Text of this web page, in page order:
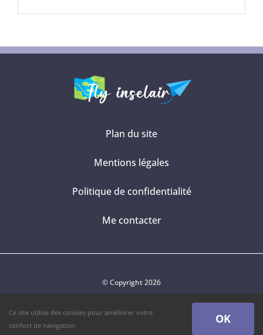
Plan du site
Mentions légales
Politique de confidentialité
Me contacter
© Copyright 2026
Ce site utilise des cookies pour améliorer votre
confort de navigation
OK